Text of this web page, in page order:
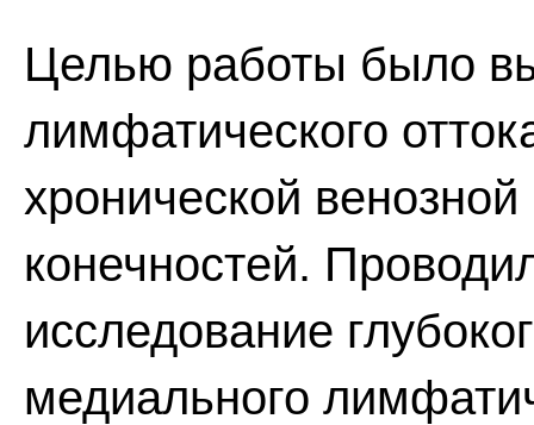
Целью работы было
лимфатического
хронической
конечностей.
исследование
медиального